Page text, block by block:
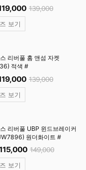
139,000
보기
리버풀 홈 앤섬 자켓
적색 #
139,000
보기
리버풀 UBP 윈드브레이커
원더화이트 #
149,000
보기